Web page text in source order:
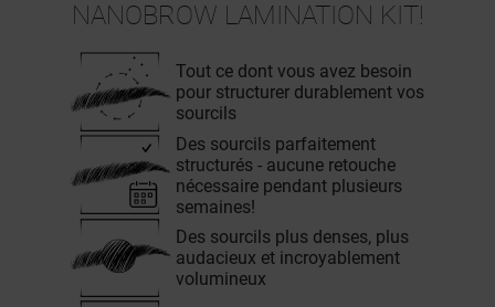
NANOBROW LAMINATION KIT!
Tout ce dont vous avez besoin
pour structurer durablement vos
sourcils
Des sourcils parfaitement
structurés - aucune retouche
nécessaire pendant plusieurs
semaines!
Des sourcils plus denses, plus
audacieux et incroyablement
volumineux